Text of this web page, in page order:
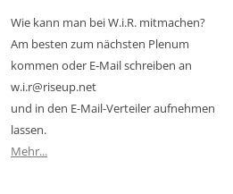
Wie kann man bei W.i.R. mitmachen?
Am besten zum nächsten Plenum
kommen oder E-Mail schreiben an
w.i.r@riseup.net
und in den E-Mail-Verteiler aufnehmen
lassen.
Mehr...